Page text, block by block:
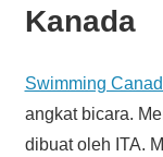
Kanada
Swimming
angkat bicara.
dibuat oleh ITA.